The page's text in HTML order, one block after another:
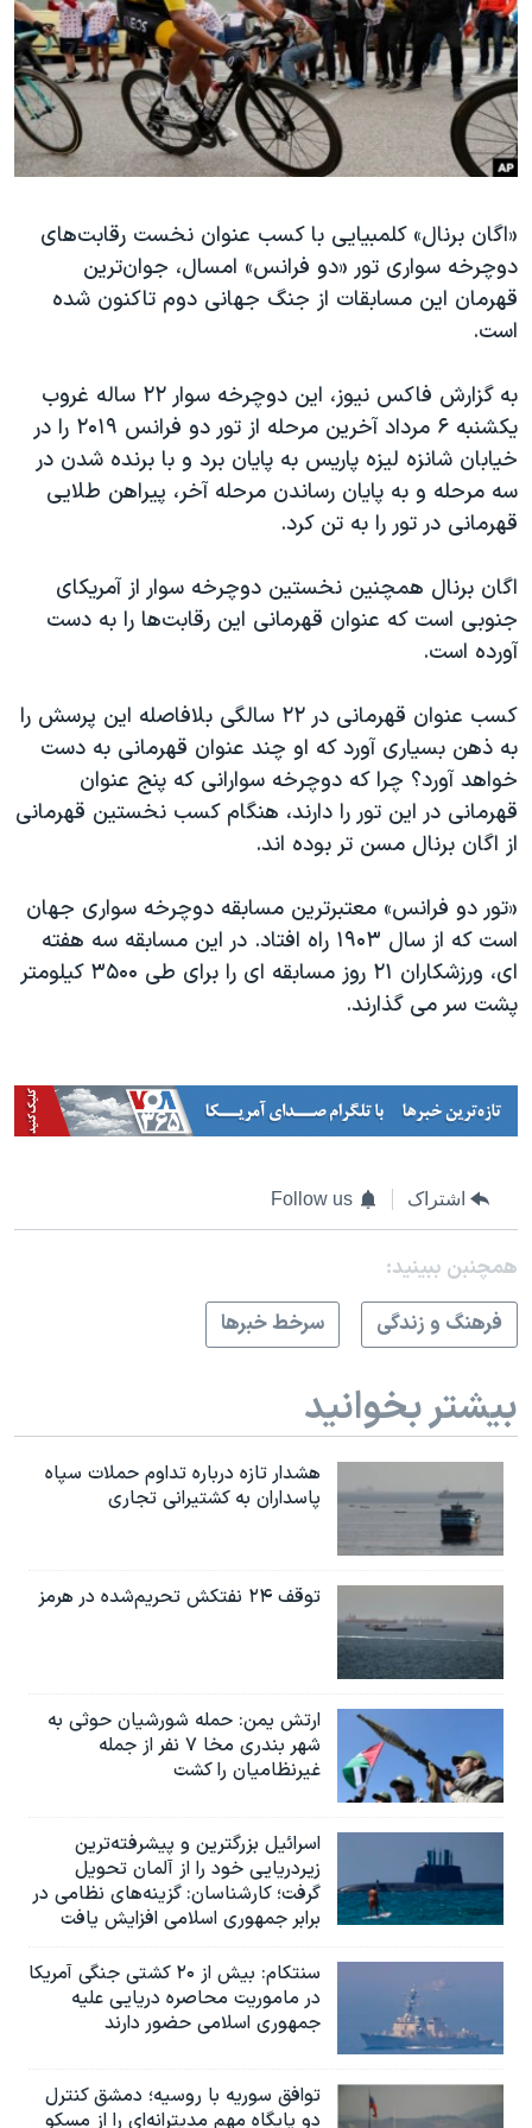
فرهنگ و زندگی
حقوق شهروندی
اقتصادی
علم و فناوری
گالری عکس
آرشیو پخش زنده
مستندها
انتخابات ریاست جمهوری آمریکا ۲۰۲۴
حمله جمهوری اسلامی به اسرائیل
رمز مهسا
اعتراضات زن، زندگی، آزادی
مجموعه مستندهای دادخواهی
چهل سال گروگان‌گیری
قانون شفافیت دارائی کادر رهبری ایران
اعتراضات مردمی آبان ۹۸
اسرائیل در جنگ
نرگس محمدی برنده جایزه نوبل صلح
همایش محافظه‌کاران آمریکا «سی‌پک»
صفحه‌های ویژه
سفر پرزیدنت ترامپ به چین
دنبال کنید
زبانهای مختلف
«اگان برنال» کلمبیایی با کسب عنوان نخست رقابت‌های
دوچرخه سواری تور «دو فرانس» امسال، جوان‌ترین
قهرمان این مسابقات از جنگ جهانی دوم تاکنون شده
است.
به گزارش فاکس نیوز، این دوچرخه سوار ۲۲ ساله غروب
یکشنبه ۶ مرداد آخرین مرحله از تور دو فرانس ۲۰۱۹ را در
خیابان شانزه لیزه پاریس به پایان برد و با برنده شدن در
سه مرحله و به پایان رساندن مرحله آخر، پیراهن طلایی
قهرمانی در تور را به تن کرد.
اگان برنال همچنین نخستین دوچرخه سوار از آمریکای
جنوبی است که عنوان قهرمانی این رقابت‌ها را به دست
آورده است.
کسب عنوان قهرمانی در ۲۲ سالگی بلافاصله این پرسش را
به ذهن بسیاری آورد که او چند عنوان قهرمانی به دست
خواهد آورد؟ چرا که دوچرخه سوارانی که پنج عنوان
قهرمانی در این تور را دارند، هنگام کسب نخستین قهرمانی
از اگان برنال مسن تر بوده اند.
«تور دو فرانس» معتبرترین مسابقه دوچرخه سواری جهان
است که از سال ۱۹۰۳ راه افتاد. در این مسابقه سه هفته
ای، ورزشکاران ۲۱ روز مسابقه ای را برای طی ۳۵۰۰ کیلومتر
پشت سر می گذارند.
اشتراک Follow us
همچنبن ببینید:
فرهنگ و زندگی
سرخط خبرها
بیشتر بخوانید
هشدار تازه درباره تداوم حملات سپاه
پاسداران به کشتیرانی تجاری
توقف ۲۴ نفتکش تحریم‌شده در هرمز
ارتش یمن: حمله شورشیان حوثی به
شهر بندری مخا ۷ نفر از جمله
غیرنظامیان را کشت
اسرائيل بزرگترین و پیشرفته‌ترین
زیردریایی خود را از آلمان تحویل
گرفت؛ کارشناسان: گزینه‌های نظامی در
برابر جمهوری اسلامی افزایش یافت
سنتکام: بیش از ۲۰ کشتی جنگی آمریکا
در ماموریت محاصره دریایی علیه
جمهوری اسلامی حضور دارند
توافق سوریه با روسیه؛ دمشق کنترل
دو پایگاه مهم مدیترانه‌ای را از مسکو